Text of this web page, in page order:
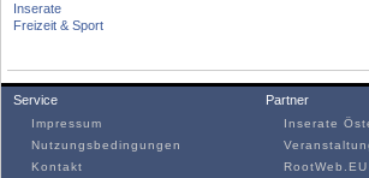
Inserate
Freizeit & Sport
Service
Impressum
Nutzungsbedingungen
Kontakt
Partner
Inserate